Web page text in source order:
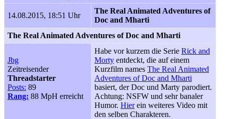
14.08.2015, 18:51 Uhr
The Real Animated Adventures of
Doc and Mharti
The Real Animated Adventures of Doc and Mharti
Jbg
Zeitreisender
Threadstarter
Posts: 89
Rang: 88 MpH erreicht
Habe vor kurzem die Serie Rick and
Morty entdeckt, die auf einem
Kurzfilm names The Real Animated
Adventures of Doc and Mharti
basiert, der Doc und Marty parodiert.
Achtung: NSFW und sehr banaler
Humor. Hierein weiteres Video mit
den selben Charakteren.